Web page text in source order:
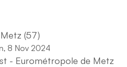
Metz (57)
8 Nov 2024
- Eurométropole de Metz